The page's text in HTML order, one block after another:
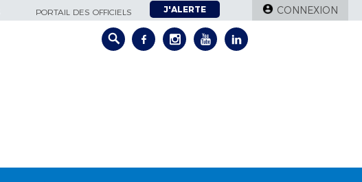
PORTAIL DES OFFICIELS J'ALERTE CONNEXION